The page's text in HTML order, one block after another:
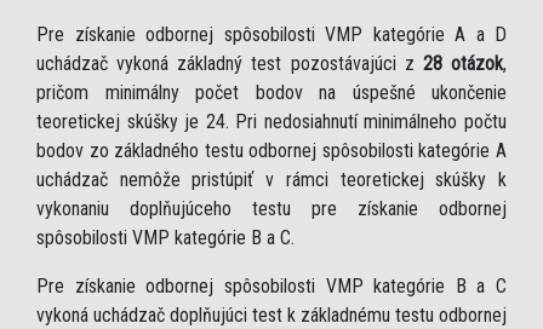
Pre získanie odbornej spôsobilosti VMP kategórie A a D
uchádzač vykoná základný test pozostávajúci z 28 otázok,
pričom minimálny počet bodov na úspešné ukončenie
teoretickej skúšky je 24. Pri nedosiahnutí minimálneho počtu
bodov zo základného testu odbornej spôsobilosti kategórie A
uchádzač nemôže pristúpiť v rámci teoretickej skúšky k
vykonaniu doplňujúceho testu pre získanie odbornej
spôsobilosti VMP kategórie B a C.
Pre získanie odbornej spôsobilosti VMP kategórie B a C
vykoná uchádzač doplňujúci test k základnému testu odbornej